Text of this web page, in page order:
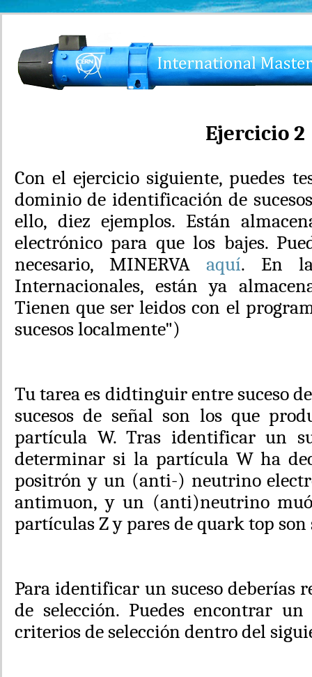
Ejercicio 2
Con el ejercicio siguiente, puedes
dominio de identificación de
ello, diez ejemplos. Están
electrónico para que los bajes.
necesario, MINERVAaquí. En
Internacionales, están ya
Tienen que ser leidos con el
sucesos localmente")
Tu tarea es didtinguir entre suceso
sucesos de señal son los que
partícula W. Tras identificar un
determinar si la partícula W ha
positrón y un (anti-) neutrino
antimuon, y un (anti)neutrino
partículas Z y pares de quark top son
Para identificar un suceso deberías
de selección. Puedes encontrar
criterios de selección dentro del